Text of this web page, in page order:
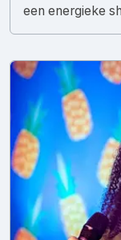
een energieke